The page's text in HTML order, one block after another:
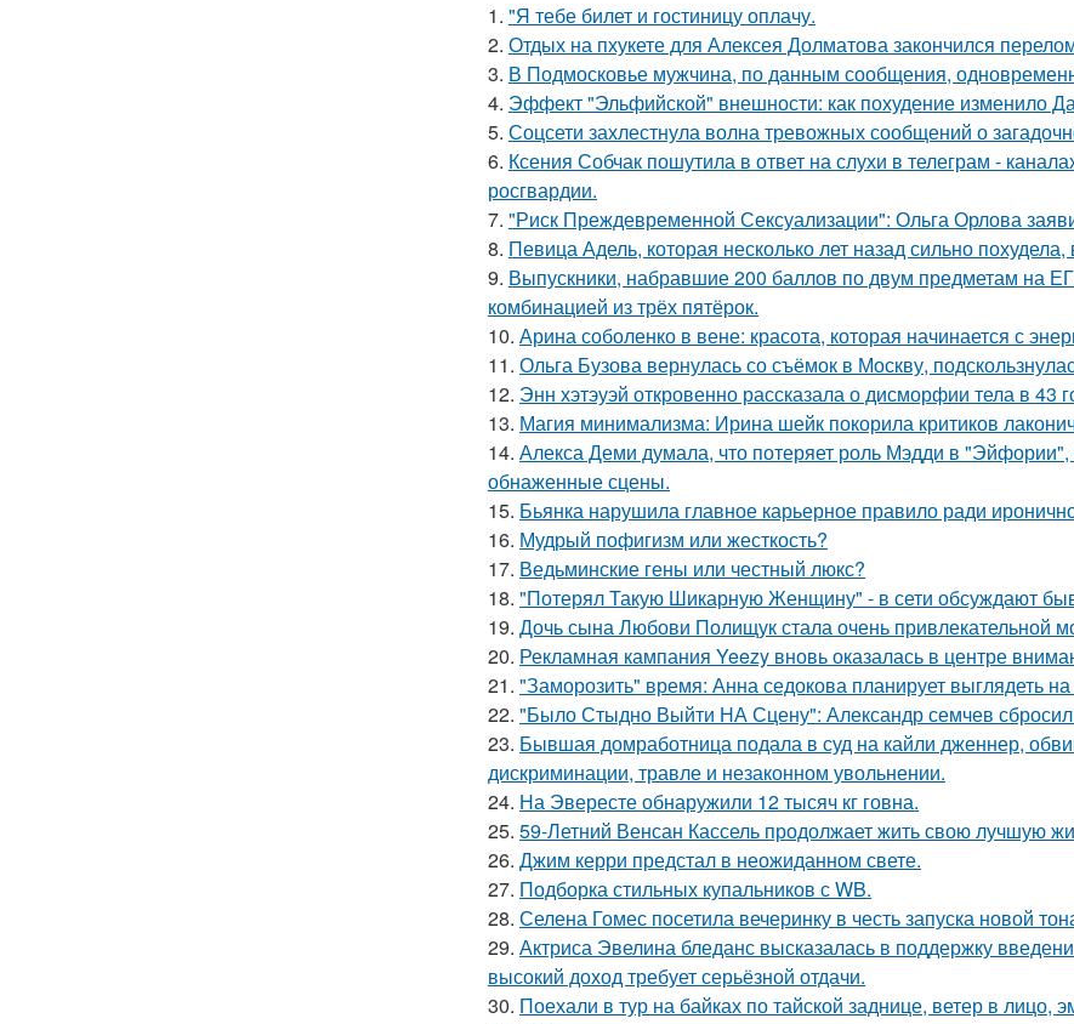
1. "Я тебе билет и гостиницу оплачу.
2. Отдых на пхукете для Алексея Долматова закончился
3. В Подмосковье мужчина, по данным сообщения,
4. Эффект "Эльфийской" внешности: как похудение изменило
5. Соцсети захлестнула волна тревожных сообщений о
6. Ксения Собчак пошутила в ответ на слухи в телеграм -
росгвардии.
7. "Риск Преждевременной Сексуализации": Ольга Орлова
8. Певица Адель, которая несколько лет назад сильно
9. Выпускники, набравшие 200 баллов по двум предметам на
комбинацией из трёх пятёрок.
10. Арина соболенко в вене: красота, которая начинается с
11. Ольга Бузова вернулась со съёмок в Москву,
12. Энн хэтэуэй откровенно рассказала о дисморфии тела в 43
13. Магия минимализма: Ирина шейк покорила критиков
14. Алекса Деми думала, что потеряет роль Мэдди в
обнаженные сцены.
15. Бьянка нарушила главное карьерное правило ради
16. Мудрый пофигизм или жесткость?
17. Ведьминские гены или честный люкс?
18. "Потерял Такую Шикарную Женщину" - в сети обсуждают
19. Дочь сына Любови Полищук стала очень привлекательной
20. Рекламная кампания Yeezy вновь оказалась в центре
21. "Заморозить" время: Анна седокова планирует выглядеть
22. "Было Стыдно Выйти НА Сцену": Александр семчев сбросил
23. Бывшая домработница подала в суд на кайли дженнер,
дискриминации, травле и незаконном увольнении.
24. На Эвересте обнаружили 12 тысяч кг говна.
25. 59-Летний Венсан Кассель продолжает жить свою лучшую
26. Джим керри предстал в неожиданном свете.
27. Подборка стильных купальников с WB.
28. Селена Гомес посетила вечеринку в честь запуска новой
29. Актриса Эвелина бледанс высказалась в поддержку
высокий доход требует серьёзной отдачи.
30. Поехали в тур на байках по тайской заднице, ветер в лицо,